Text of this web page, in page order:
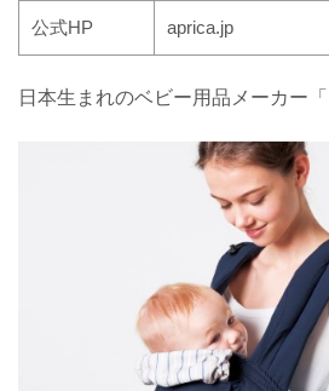
公式HP aprica.jp
日本生まれのベビー用品メーカー「